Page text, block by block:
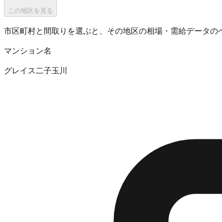
この地区を見る
市区町村と間取りを選ぶと、その地区の相場・需給データの
マンション名
グレイス二子玉川